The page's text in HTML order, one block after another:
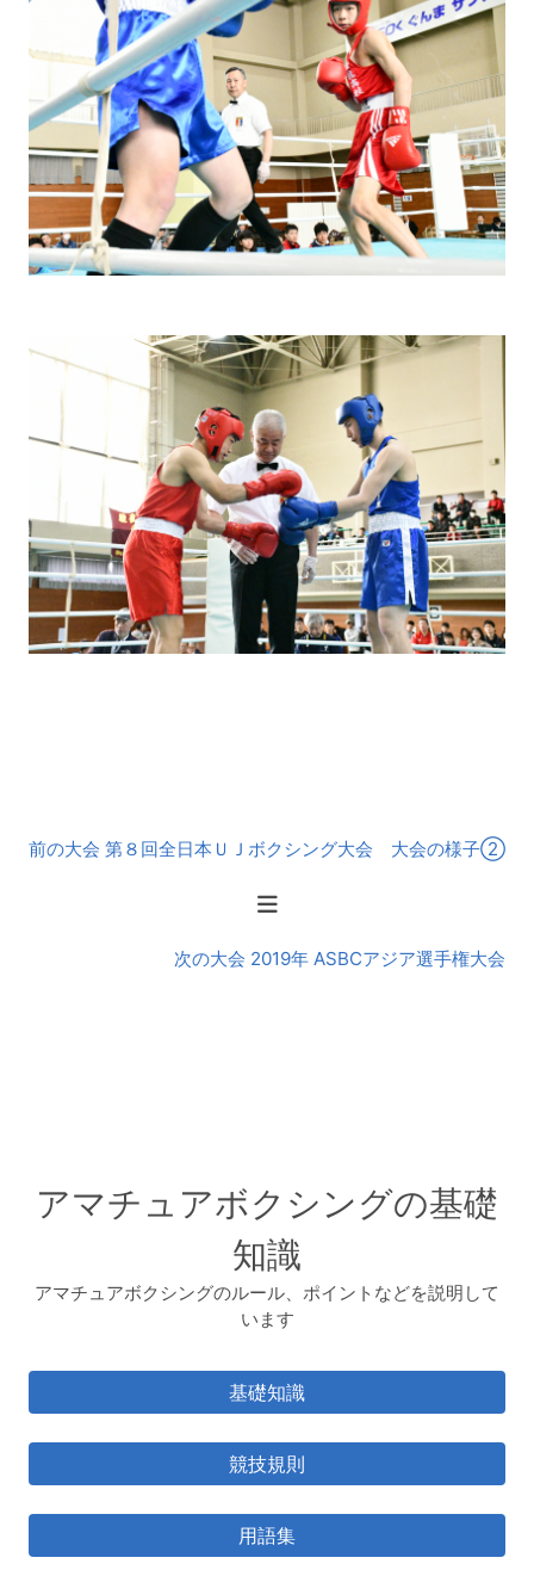
後
前の大会 第８回全日本ＵＪボクシング大会 大会の様子②
次の大会 2019年 ASBCアジア選手権大会
アマチュアボクシングの基礎
知識
アマチュアボクシングのルール、ポイントなどを説明して
います
基礎知識
競技規則
用語集